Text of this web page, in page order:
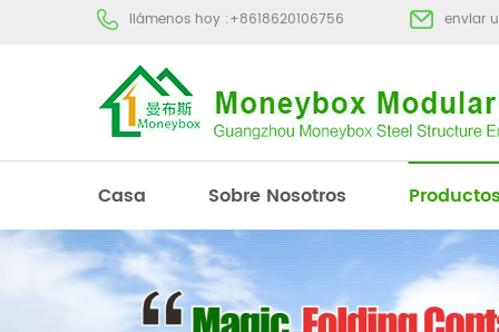
llámenos hoy :+8618620106756 enviar
Casa Sobre Nosotros Productos